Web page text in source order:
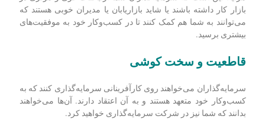
بازار کار داشته باشند یا شاید بازاریابان یا مدیران خوبی هستند که
می‌توانند به شما هم کمک کنند تا در کسب‌و‌کار خود به موفقیت‌های
بیشتری برسید.
قاطعیت و سخت کوشی
سرمایه‌گذاران می‌خواهند روی کارآفرینانی سرمایه‌گذاری کنند که به
کسب‌و‌کار خود متعهد هستند و به آن اعتقاد دارند. آن‌ها می‌خواهند
بدانند که شما نیز در شرکت سرمایه‌گذاری خواهید کرد.